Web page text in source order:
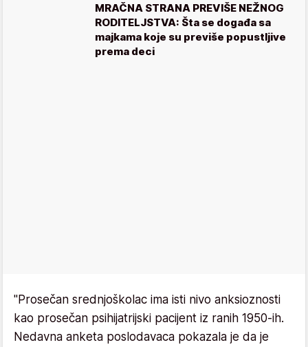
MRAČNA STRANA PREVIŠE NEŽNOG
RODITELJSTVA: Šta se događa sa
majkama koje su previše popustljive
prema deci
"Prosečan srednjoškolac ima isti nivo anksioznosti
kao prosečan psihijatrijski pacijent iz ranih 1950-ih.
Nedavna anketa poslodavaca pokazala je da je